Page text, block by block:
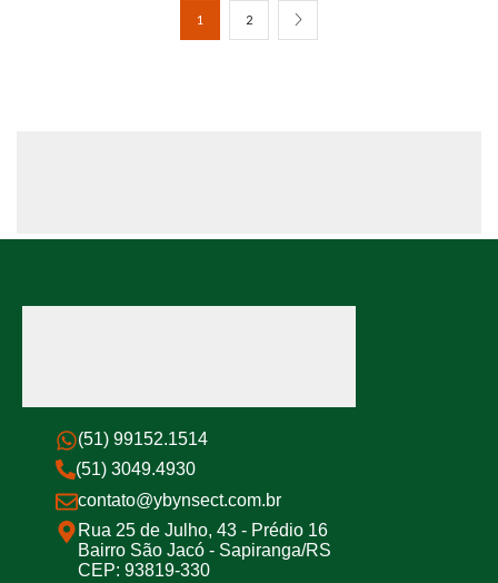
1 2
(51) 99152.1514
(51) 3049.4930
contato@ybynsect.com.br
Rua 25 de Julho, 43 - Prédio 16
Bairro São Jacó - Sapiranga/RS
CEP: 93819-330